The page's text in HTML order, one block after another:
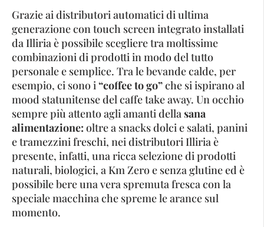
Grazie ai distributori automatici di ultima
generazione con touch screen integrato installati
da Illiria è possibile scegliere tra moltissime
combinazioni di prodotti in modo del tutto
personale e semplice. Tra le bevande calde, per
esempio, ci sono i“coffee to go”che si ispirano al
mood statunitense del caffe take away. Un occhio
sempre più attento agli amanti dellasana
alimentazione: oltre a snacks dolci e salati, panini
e tramezzini freschi, nei distributori Illiria è
presente, infatti, una ricca selezione di prodotti
naturali, biologici, a Km Zero e senza glutine ed è
possibile bere una vera spremuta fresca con la
speciale macchina che spreme le arance sul
momento.